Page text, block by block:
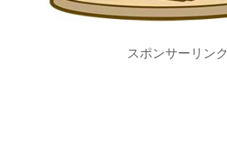
スポンサーリンク